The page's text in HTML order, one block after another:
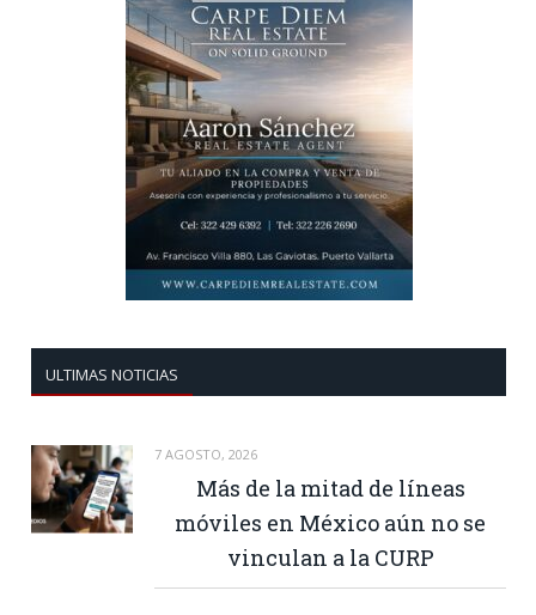
ULTIMAS NOTICIAS
7 AGOSTO, 2026
Más de la mitad de líneas
móviles en México aún no se
vinculan a la CURP